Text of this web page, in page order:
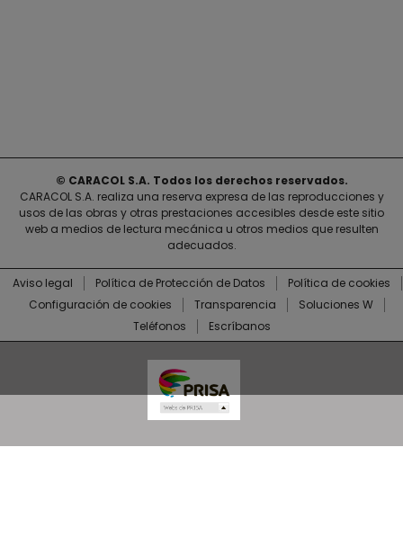
© CARACOL S.A. Todos los derechos reservados.
CARACOL S.A. realiza una reserva expresa de las reproducciones y
usos de las obras y otras prestaciones accesibles desde este sitio
web a medios de lectura mecánica u otros medios que resulten
adecuados.
Aviso legal Política de Protección de Datos
Política de cookies
Configuración de cookies
Transparencia
Soluciones W
Teléfonos
Escríbanos